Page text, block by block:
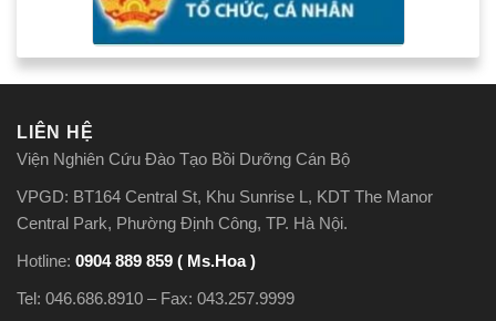
LIÊN HỆ
Viện Nghiên Cứu Đào Tạo Bồi Dưỡng Cán Bộ
VPGD: BT164 Central St, Khu Sunrise L, KDT The Manor
Central Park, Phường Định Công, TP. Hà Nội.
Hotline: 0904 889 859 ( Ms.Hoa )
Tel: 046.686.8910 – Fax: 043.257.9999